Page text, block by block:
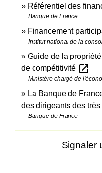
Référentiel des
Banque de France
Financement
Institut national de la
Guide de la
de compétitivité open_in_new
Ministère chargé de
La Banque de
des dirigeants des
Banque de France
Signaler